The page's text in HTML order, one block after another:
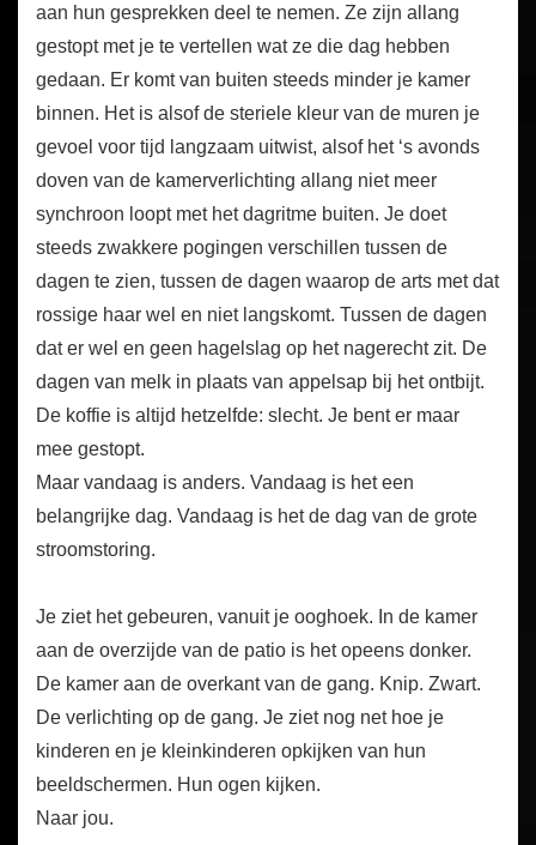
aan hun gesprekken deel te nemen. Ze zijn allang
gestopt met je te vertellen wat ze die dag hebben
gedaan. Er komt van buiten steeds minder je kamer
binnen. Het is alsof de steriele kleur van de muren je
gevoel voor tijd langzaam uitwist, alsof het ‘s avonds
doven van de kamerverlichting allang niet meer
synchroon loopt met het dagritme buiten. Je doet
steeds zwakkere pogingen verschillen tussen de
dagen te zien, tussen de dagen waarop de arts met dat
rossige haar wel en niet langskomt. Tussen de dagen
dat er wel en geen hagelslag op het nagerecht zit. De
dagen van melk in plaats van appelsap bij het ontbijt.
De koffie is altijd hetzelfde: slecht. Je bent er maar
mee gestopt.
Maar vandaag is anders. Vandaag is het een
belangrijke dag. Vandaag is het de dag van de grote
stroomstoring.
Je ziet het gebeuren, vanuit je ooghoek. In de kamer
aan de overzijde van de patio is het opeens donker.
De kamer aan de overkant van de gang. Knip. Zwart.
De verlichting op de gang. Je ziet nog net hoe je
kinderen en je kleinkinderen opkijken van hun
beeldschermen. Hun ogen kijken.
Naar jou.